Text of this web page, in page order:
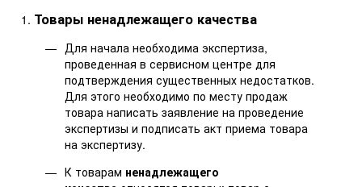
Товары ненадлежащего качества
Для начала необходима экспертиза,
проведенная в сервисном центре для
подтверждения существенных недостатков.
Для этого необходимо по месту продаж
товара написать заявление на проведение
экспертизы и подписать акт приема товара
на экспертизу.
К товарам ненадлежащего